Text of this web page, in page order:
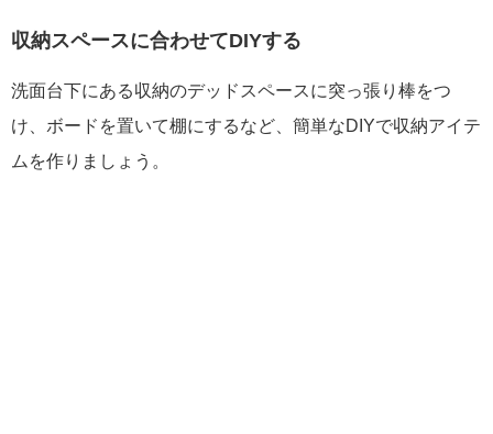
収納スペースに合わせてDIYする
洗面台下にある収納のデッドスペースに突っ張り棒をつ
け、ボードを置いて棚にするなど、簡単なDIYで収納アイテ
ムを作りましょう。